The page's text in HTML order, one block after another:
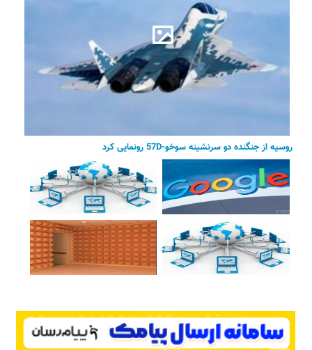
روسیه از جنگنده دو سرنشینه سوخو-57D رونمایی کرد